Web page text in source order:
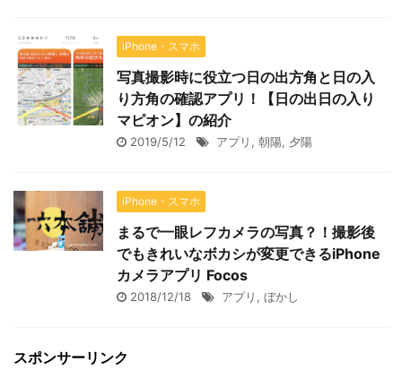
iPhone・スマホ
写真撮影時に役立つ日の出方角と日の入
り方角の確認アプリ！【日の出日の入り
マピオン】の紹介
2019/5/12 アプリ , 朝陽, 夕陽
iPhone・スマホ
まるで一眼レフカメラの写真？！撮影後
でもきれいなボカシが変更できるiPhone
カメラアプリ Focos
2018/12/18 アプリ , ぼかし
スポンサーリンク